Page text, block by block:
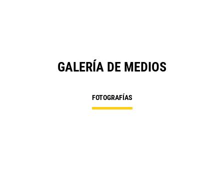
GALERÍA DE MEDIOS
FOTOGRAFÍAS